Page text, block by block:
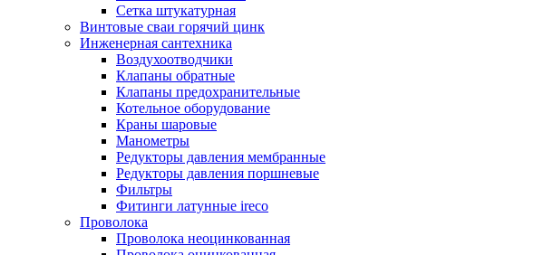
Сетка штукатурная
Винтовые сваи горячий цинк
Инженерная сантехника
Воздухоотводчики
Клапаны обратные
Клапаны предохранительные
Котельное оборудование
Краны шаровые
Манометры
Редукторы давления мембранные
Редукторы давления поршневые
Фильтры
Фитинги латунные ireco
Проволока
Проволока неоцинкованная